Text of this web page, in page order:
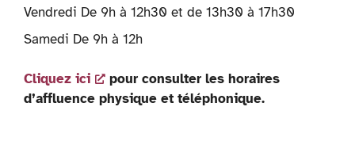
Vendredi De 9h à 12h30 et de 13h30 à 17h30
Samedi De 9h à 12h
Cliquez ici
pour consulter les horaires
d’affluence physique et téléphonique.